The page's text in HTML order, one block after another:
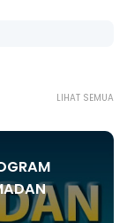
LIHAT SEMUA